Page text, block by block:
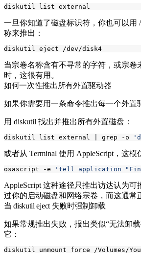
一旦你知道了磁盘标识符，你也可以用
称来推出：
当宗卷名称含有不寻常的字符，或宗卷
时，这很有用。
如何一次性推出所有外置驱动器
如果你需要用一条命令推出每一个外置
用 diskutil 找出并推出所有外置磁盘：
diskutil list external grep -o
或者从 Terminal 使用 AppleScript，这模
osascript -e 'tell application
AppleScript 这种途径只推出访达认为
过你的启动磁盘和网络宗卷，而这通常
当 diskutil eject 失败时强制卸载
如果常规推出失败，报出类似“无法卸
它：